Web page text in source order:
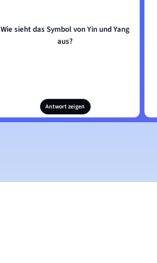
Wie sieht das Symbol von Yin und Yang
aus?
Antwort zeigen